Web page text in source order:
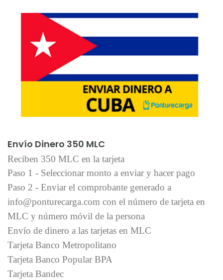
Envío Dinero 350 MLC
Reciben 350 MLC en la tarjeta
Paso 1 - Seleccionar monto a enviar y hacer pago
Paso 2 - Enviar el comprobante generado a
info@ponturecarga.com con el número de tarjeta en
MLC y número móvil de la persona
Envío de dinero a las tarjetas en MLC
Tarjeta Banco Metropolitano
Tarjeta Banco Popular BPA
Tarjeta Bandec